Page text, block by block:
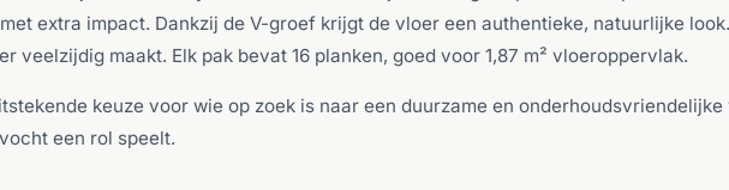
extra impact. Dankzij de V-groef krijgt de vloer een authentieke, natuurlijke
veelzijdig maakt. Elk pak bevat 16 planken, goed voor 1,87 m² vloeroppervlak.
keuze voor wie op zoek is naar een duurzame en
een rol speelt.